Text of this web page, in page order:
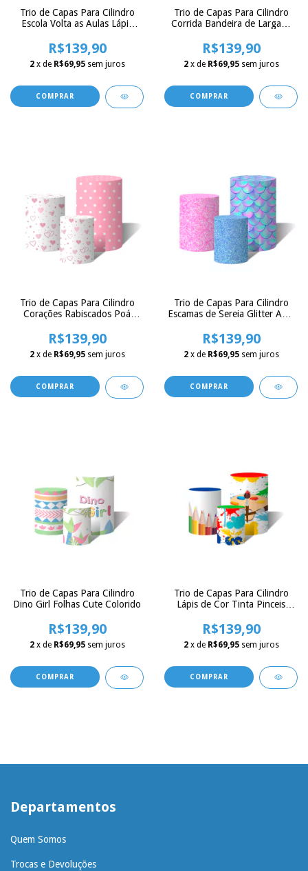
Trio de Capas Para Cilindro
Escola Volta as Aulas Lápis
R$139,90
2 x de R$69,95 sem juros
Trio de Capas Para Cilindro
Corrida Bandeira de Largada
R$139,90
2 x de R$69,95 sem juros
Trio de Capas Para Cilindro
Corações Rabiscados Poá
R$139,90
2 x de R$69,95 sem juros
Trio de Capas Para Cilindro
Escamas de Sereia Glitter Azul
R$139,90
2 x de R$69,95 sem juros
Trio de Capas Para Cilindro
Dino Girl Folhas Cute Colorido
R$139,90
2 x de R$69,95 sem juros
Trio de Capas Para Cilindro
Lápis de Cor Tinta Pinceis
R$139,90
2 x de R$69,95 sem juros
Departamentos
Quem Somos
Trocas e Devoluções